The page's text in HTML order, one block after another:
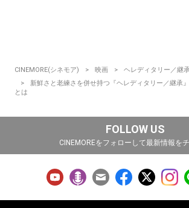
CINEMORE(シネモア) 映画
ヘレディタリー／継承
新鮮さと老練さを併せ持つ『ヘレディタリー／継承
とは
FOLLOW US
CINEMOREをフォローして最新情報を